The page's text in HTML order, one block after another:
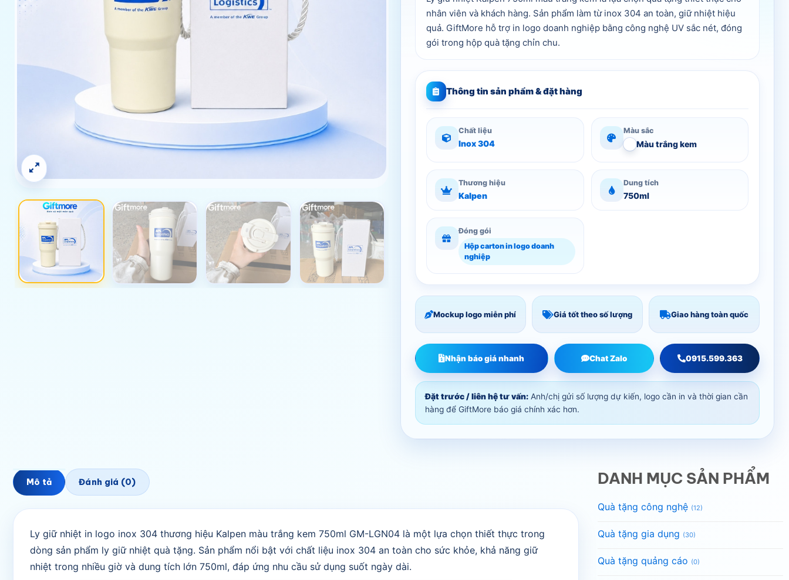
nhân viên và khách hàng. Sản phẩm làm từ inox 304 an toàn, giữ nhiệt hiệu
quả. GiftMore hỗ trợ in logo doanh nghiệp bằng công nghệ UV sắc nét, đóng
gói trong hộp quà tặng chỉn chu.
Thông tin sản phẩm & đặt hàng
Chất liệu
Inox 304
Màu sắc
Màu trắng kem
Thương hiệu
Kalpen
Dung tích
750ml
Đóng gói
Hộp carton in logo doanh
nghiệp
Mockup logo miễn phí Giá tốt theo số lượng Giao hàng toàn quốc
Nhận báo giá nhanh Chat Zalo 0915.599.363
Đặt trước / liên hệ tư vấn:Anh/chị gửi số lượng dự kiến, logo cần in và thời gian cần
hàng để GiftMore báo giá chính xác hơn.
Mô tả Đánh giá (0)
Ly giữ nhiệt in logo inox 304 thương hiệu Kalpen màu trắng kem 750ml GM-LGN04 là một lựa chọn thiết thực trong
dòng sản phẩm ly giữ nhiệt quà tặng. Sản phẩm nổi bật với chất liệu inox 304 an toàn cho sức khỏe, khả năng giữ
nhiệt trong nhiều giờ và dung tích lớn 750ml, đáp ứng nhu cầu sử dụng suốt ngày dài.
DANH MỤC SẢN PHẨM
Quà tặng công nghệ (12)
Quà tặng gia dụng (30)
Quà tặng quảng cáo (0)